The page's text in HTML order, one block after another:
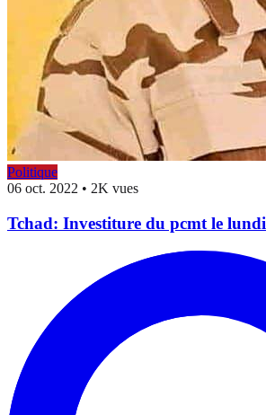
Politique
06 oct. 2022 • 2K vues
Tchad: Investiture du pcmt le lundi